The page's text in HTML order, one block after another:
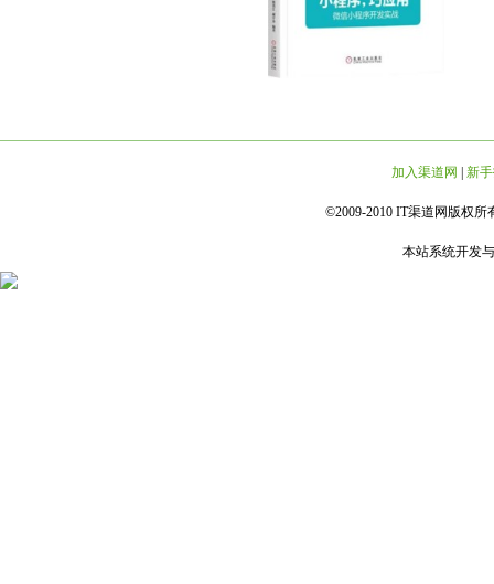
加入渠道网 新
©2009-2010 IT渠道网版权所
本站系统开发